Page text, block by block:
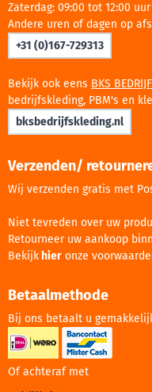
Zaterdag: 09:00 tot 12:00 uur
Andere uren of dagen op
+31 (0)167-729313
Bekijk ook eens BKS
bedrijfskleding, PBM's en
bksbedrijfskleding.nl
Verzenden/
Wij verzenden gratis met
Niet tevreden over uw
Retourneer uw aankoop
Bekijk hier onze
Betaalmethode
Bij ons betaalt u
Of achteraf met